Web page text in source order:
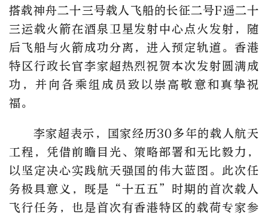
搭载神舟二十三号载人飞船的长征二号F遥二十
三运载火箭在酒泉卫星发射中心点火发射，随
后飞船与火箭成功分离，进入预定轨道。香港
特区行政长官李家超热烈祝贺本次发射圆满成
功，并向各乘组成员致以崇高敬意和真挚祝
福。
李家超表示，国家经历30多年的载人航天
工程，凭借前瞻目光、策略部署和无比毅力，
以坚定决心实践航天强国的伟大蓝图。此次任
务极具意义，既是“十五五”时期的首次载人
飞行任务，也是首次有香港特区的载荷专家参